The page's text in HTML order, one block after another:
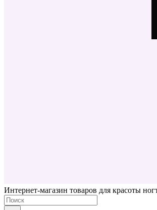
Интернет-магазин товаров для красоты